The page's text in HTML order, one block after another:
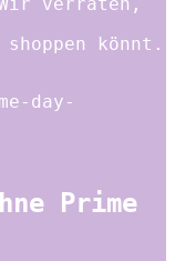
könnt.
day-
Prime